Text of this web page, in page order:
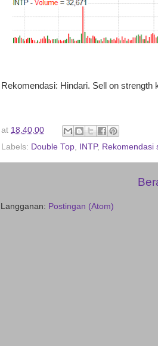
Rekomendasi: Hindari. Sell on strength
at 18.40.00
Labels: Double Top, INTP, Rekomendasi
Langganan: Postingan (Atom)